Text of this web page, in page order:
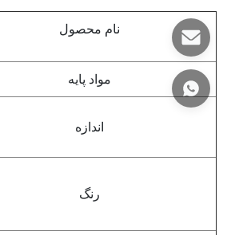
نام محصول
مواد پایه
اندازه
رنگ